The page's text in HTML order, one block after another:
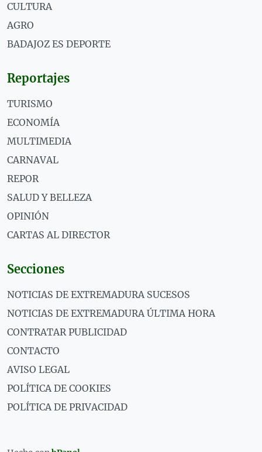
CULTURA
AGRO
BADAJOZ ES DEPORTE
Reportajes
TURISMO
ECONOMÍA
MULTIMEDIA
CARNAVAL
REPOR
SALUD Y BELLEZA
OPINIÓN
CARTAS AL DIRECTOR
Secciones
NOTICIAS DE EXTREMADURA SUCESOS
NOTICIAS DE EXTREMADURA ÚLTIMA HORA
CONTRATAR PUBLICIDAD
CONTACTO
AVISO LEGAL
POLÍTICA DE COOKIES
POLÍTICA DE PRIVACIDAD